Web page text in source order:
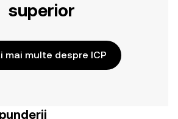
superior
mai multe despre ICP